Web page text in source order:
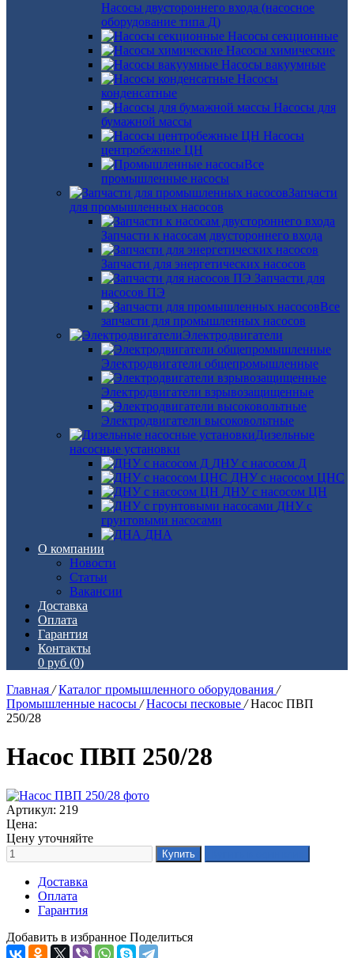
Насосы двустороннего входа (насосное
оборудование типа Д)
Насосы секционные
Насосы химические
Насосы вакуумные
Насосы
конденсатные
Насосы для
бумажной массы
Насосы
центробежные ЦН
Все
промышленные насосы
Запчасти
для промышленных насосов
Запчасти к насосам двустороннего входа
Запчасти для энергетических насосов
Запчасти для
насосов ПЭ
Все
запчасти для промышленных насосов
Электродвигатели
Электродвигатели общепромышленные
Электродвигатели взрывозащищенные
Электродвигатели высоковольтные
Дизельные
насосные установки
ДНУ с насосом Д
ДНУ с насосом ЦНС
ДНУ с насосом ЦН
ДНУ с
грунтовыми насосами
ДНА
О компании
Новости
Статьи
Вакансии
Доставка
Оплата
Гарантия
Контакты
0 руб (0)
Главная / Каталог промышленного оборудования /
Промышленные насосы / Насосы песковые / Насос ПВП
250/28
Насос ПВП 250/28
Артикул: 219
Цена:
Цену уточняйте
Доставка
Оплата
Гарантия
Добавить в избранное Поделиться